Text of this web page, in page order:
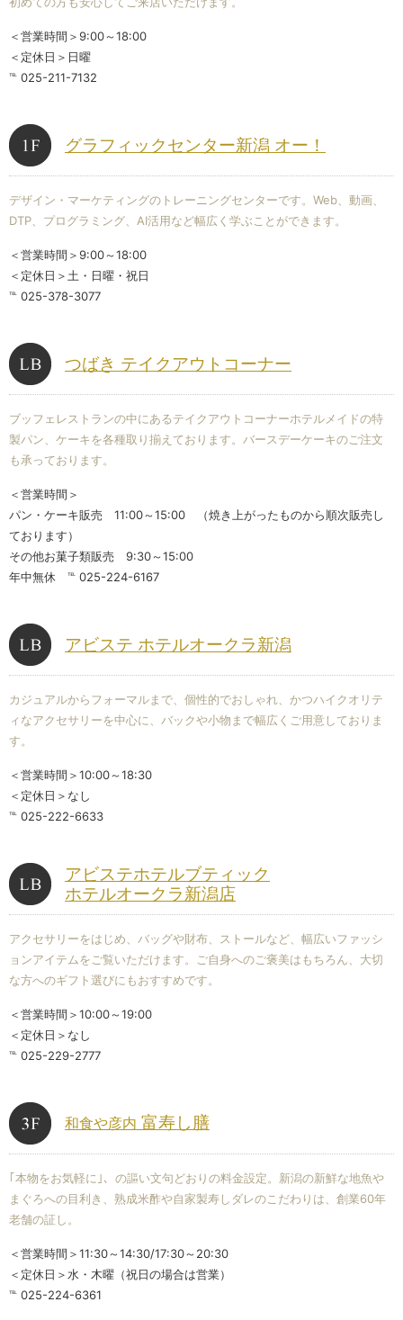
＜営業時間＞9:00～18:00
＜定休日＞日曜
℡ 025-211-7132
グラフィックセンター新潟 オー！
デザイン・マーケティングのトレーニングセンターです。Web、動画、
DTP、プログラミング、AI活用など幅広く学ぶことができます。
＜営業時間＞9:00～18:00
＜定休日＞土・日曜・祝日
℡ 025-378-3077
つばき テイクアウトコーナー
ブッフェレストランの中にあるテイクアウトコーナーホテルメイドの特
製パン、ケーキを各種取り揃えております。バースデーケーキのご注文
も承っております。
＜営業時間＞
パン・ケーキ販売 11:00～15:00 （焼き上がったものから順次販売し
ております）
その他お菓子類販売 9:30～15:00
年中無休 ℡ 025-224-6167
アビステ ホテルオークラ新潟
カジュアルからフォーマルまで、個性的でおしゃれ、かつハイクオリテ
ィなアクセサリーを中心に、バックや小物まで幅広くご用意しておりま
す。
＜営業時間＞10:00～18:30
＜定休日＞なし
℡ 025-222-6633
アビステホテルブティック
ホテルオークラ新潟店
アクセサリーをはじめ、バッグや財布、ストールなど、幅広いファッシ
ョンアイテムをご覧いただけます。ご自身へのご褒美はもちろん、大切
な方へのギフト選びにもおすすめです。
＜営業時間＞10:00～19:00
＜定休日＞なし
℡ 025-229-2777
和食や彦内 富寿し膳
｢本物をお気軽に｣、の謳い文句どおりの料金設定。新潟の新鮮な地魚や
まぐろへの目利き、熟成米酢や自家製寿しダレのこだわりは、創業60年
老舗の証し。
＜営業時間＞11:30～14:30/17:30～20:30
＜定休日＞水・木曜（祝日の場合は営業）
℡ 025-224-6361